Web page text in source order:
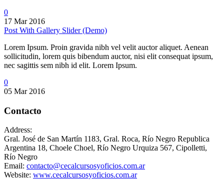
0
17 Mar 2016
Post With Gallery Slider (Demo)
Lorem Ipsum. Proin gravida nibh vel velit auctor aliquet. Aenean
sollicitudin, lorem quis bibendum auctor, nisi elit consequat ipsum,
nec sagittis sem nibh id elit. Lorem Ipsum.
0
05 Mar 2016
Contacto
Address:
Gral. José de San Martín 1183, Gral. Roca, Río Negro Republica
Argentina 18, Choele Choel, Río Negro Urquiza 567, Cipolletti,
Río Negro
Email: contacto@cecalcursosyoficios.com.ar
Website: www.cecalcursosyoficios.com.ar